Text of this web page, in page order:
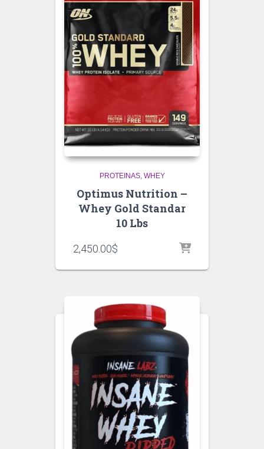
PROTEINAS WHEY
Optimus Nutrition –
Whey Gold Standar
10 Lbs
2,450.00$